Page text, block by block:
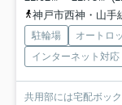
神戸市西神・山手
駐輪場 オートロ
インターネット対応
共用部には宅配ボッ